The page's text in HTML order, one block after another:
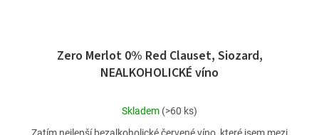
Zero Merlot 0% Red Clauset, Siozard,
NEALKOHOLICKÉ víno
Průměrné
Skladem (>60 ks)